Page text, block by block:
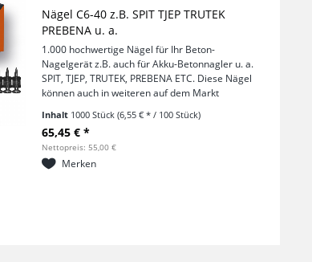
Nägel C6-40 z.B. SPIT TJEP TRUTEK
PREBENA u. a.
1.000 hochwertige Nägel für Ihr Beton-
Nagelgerät z.B. auch für Akku-Betonnagler u. a.
SPIT, TJEP, TRUTEK, PREBENA ETC. Diese Nägel
können auch in weiteren auf dem Markt
handelt sich um gehärtete...
Inhalt 1000 Stück(6,55 € * / 100 Stück)
65,45 € *
Nettopreis: 55,00 €
Merken